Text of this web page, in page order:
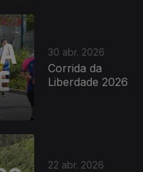
30 abr. 2026
Corrida da
Liberdade 2026
22 abr. 2026